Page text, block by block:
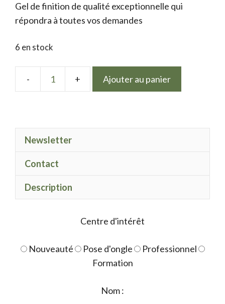
était :
9.50 €.
est :
7.50 €.
Gel de finition de qualité exceptionnelle qui
répondra à toutes vos demandes
6 en stock
quantité
gel
Ajouter au panier
Newsletter
Contact
Description
Centre d'intérêt
Nouveauté Pose d'ongle
Professionnel
Formation
Nom :